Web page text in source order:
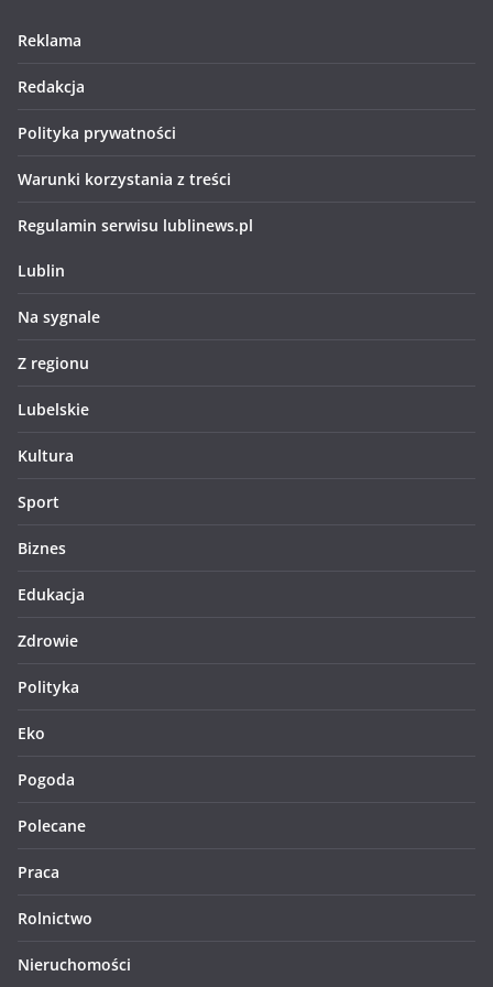
Reklama
Redakcja
Polityka prywatności
Warunki korzystania z treści
Regulamin serwisu lublinews.pl
Lublin
Na sygnale
Z regionu
Lubelskie
Kultura
Sport
Biznes
Edukacja
Zdrowie
Polityka
Eko
Pogoda
Polecane
Praca
Rolnictwo
Nieruchomości